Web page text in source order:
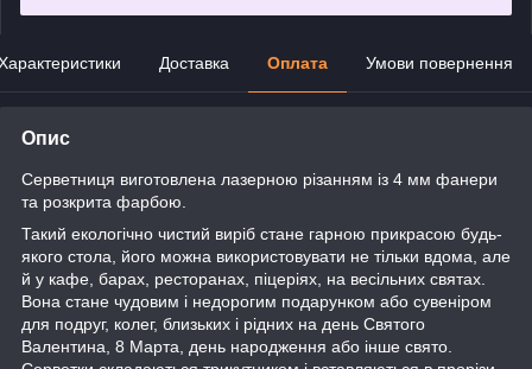
Доставка Оплата Умови повернення
Опис
Серветниця виготовлена лазерною різанням із 4 мм фанери
та розкрита фарбою.
Такий екологічно чистий виріб стане гарною прикрасою будь-
якого стола, його можна використовувати не тільки вдома, але
й у кафе, барах, ресторанах, піцеріях, на весільних святах.
Вона стане чудовим і недорогим подарунком або сувеніром
для подруг, колег, близьких і рідних на день Святого
Валентина, 8 Марта, день народження або інше свято.